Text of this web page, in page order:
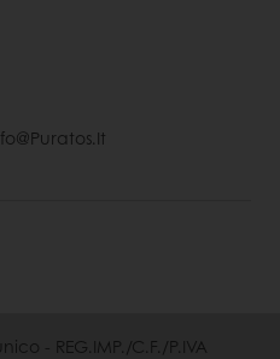
- REG.IMP./C.F./P.IVA